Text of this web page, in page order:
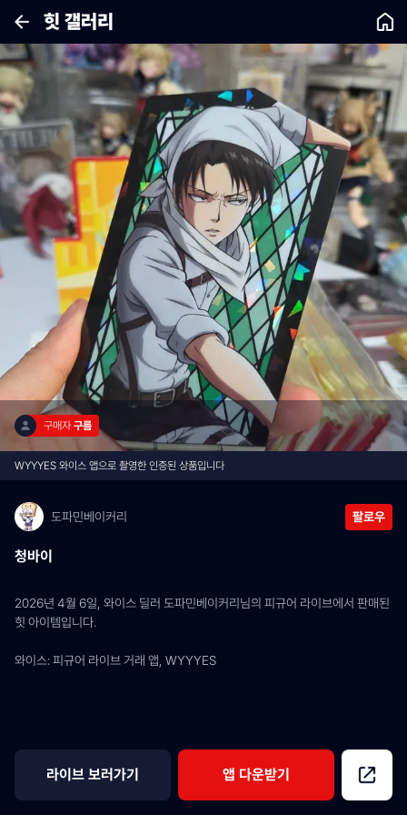
힛 갤러리
구매자 구름
WYYYES 와이스 앱으로 촬영한 인증된 상품입니다
도파민베이커리 팔로우
청바이
2026년 4월 6일, 와이스 딜러 도파민베이커리님의 피규어 라이브에서 판매된
힛 아이템입니다.
와이스: 피규어 라이브 거래 앱, WYYYES
라이브 보러가기 앱 다운받기